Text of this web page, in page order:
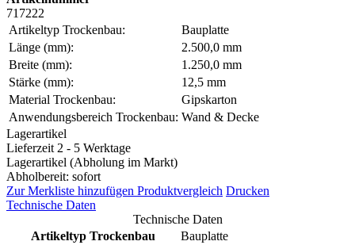
717222
Artikeltyp Trockenbau:
Bauplatte
Länge (mm):
2.500,0 mm
Breite (mm):
1.250,0 mm
Stärke (mm):
12,5 mm
Material Trockenbau:
Gipskarton
Anwendungsbereich Trockenbau: Wand & Decke
Lagerartikel
Lieferzeit 2 - 5 Werktage
Lagerartikel (Abholung im Markt)
Abholbereit: sofort
Zur Merkliste hinzufügen Produktvergleich Drucken
Technische Daten
Technische Daten
Artikeltyp Trockenbau
Bauplatte